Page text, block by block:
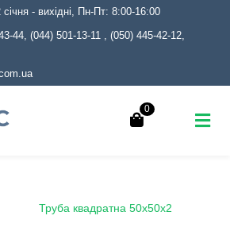
- вихідні, Пн-Пт: 8:00-16:00
44, (044) 501-13-11 , (050) 445-42-12,
0
Труба квадратна 50х50х2